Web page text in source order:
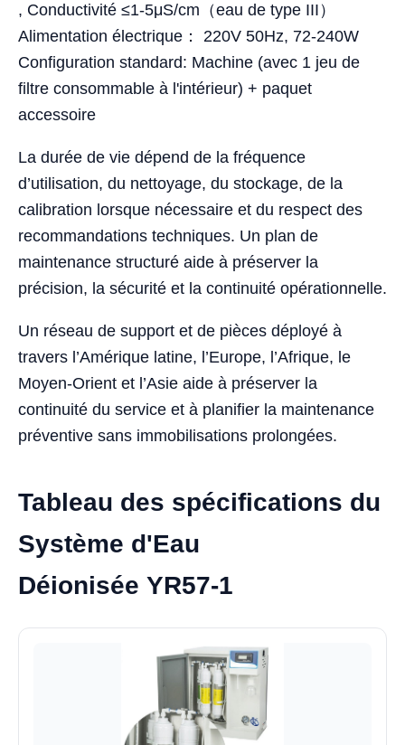
, Conductivité ≤1-5μS/cm（eau de type III）
Alimentation électrique： 220V 50Hz, 72-240W
Configuration standard: Machine (avec 1 jeu de
filtre consommable à l'intérieur) + paquet
accessoire
La durée de vie dépend de la fréquence
d’utilisation, du nettoyage, du stockage, de la
calibration lorsque nécessaire et du respect des
recommandations techniques. Un plan de
maintenance structuré aide à préserver la
précision, la sécurité et la continuité opérationnelle.
Un réseau de support et de pièces déployé à
travers l’Amérique latine, l’Europe, l’Afrique, le
Moyen-Orient et l’Asie aide à préserver la
continuité du service et à planifier la maintenance
préventive sans immobilisations prolongées.
Tableau des spécifications du
Système d'Eau
Déionisée YR57-1